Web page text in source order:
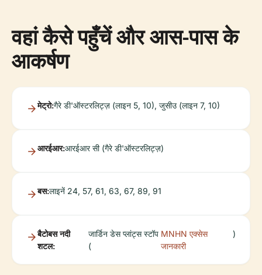
वहां कैसे पहुँचें और आस-पास के
आकर्षण
मेट्रो:गैरे डी'ऑस्टरलिट्ज़ (लाइन 5, 10), जुसीउ (लाइन 7, 10)
आरईआर:आरईआर सी (गैरे डी'ऑस्टरलिट्ज़)
बस:लाइनें 24, 57, 61, 63, 67, 89, 91
बैटोबस नदी
शटल:
जार्डिन डेस प्लांट्स स्टॉप
(
MNHN एक्सेस
जानकारी
)